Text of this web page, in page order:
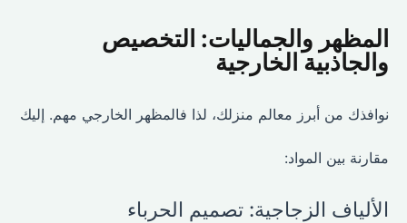
المظهر والجماليات: التخصيص
والجاذبية الخارجية
نوافذك من أبرز معالم منزلك، لذا فالمظهر الخارجي مهم. إليك
مقارنة بين المواد:
الألياف الزجاجية: تصميم الحرباء